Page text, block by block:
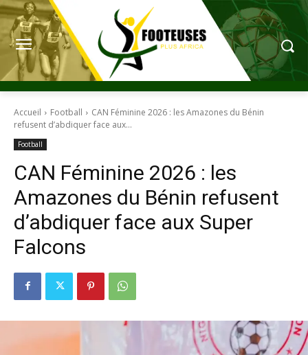
Accueil Football
CAN Féminine 2026 : les Amazones du Bénin
refusent d’abdiquer face aux...
Football
CAN Féminine 2026 : les
Amazones du Bénin refusent
d’abdiquer face aux Super
Falcons